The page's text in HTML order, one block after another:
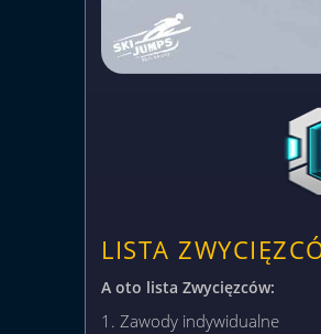
LISTA
A oto lista Zwycięzców:
1. Zawody indywidualne